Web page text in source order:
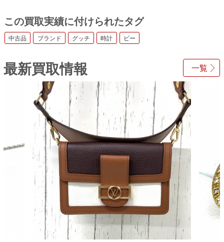
この買取実績に付けられたタグ
中古品 ブランド グッチ 時計 ビー
一覧
最新買取情報